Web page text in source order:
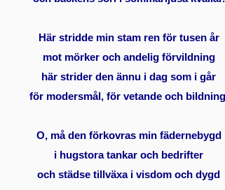
Här stridde min stam ren för tusen år
mot mörker och andelig förvildning
här strider den ännu i dag som i går
för modersmål, för vetande och
O, må den förkovras min fädernebygd
i hugstora tankar och bedrifter
och städse tillväxa i visdom och dygd